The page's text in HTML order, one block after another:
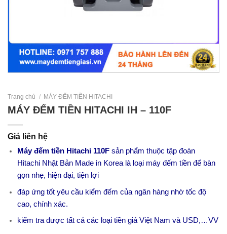
Trang chủ / MÁY ĐẾM TIỀN HITACHI
MÁY ĐẾM TIỀN HITACHI IH – 110F
Giá liên hệ
Máy đếm tiền Hitachi 110Fsản phẩm thuộc tập đoàn
Hitachi Nhật Bản Made in Korea là loại máy đếm tiền để bàn
gọn nhẹ, hiện đại, tiện lợi
đáp ứng tốt yêu cầu kiểm đếm của ngân hàng nhờ tốc độ
cao, chính xác.
kiểm tra được tất cả các loại tiền giả Việt Nam và USD,…VV